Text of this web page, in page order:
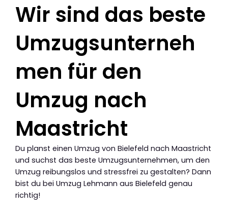
Wir sind das beste
Umzugsunterneh
men für den
Umzug nach
Maastricht
Du planst einen Umzug von Bielefeld nach Maastricht
und suchst das beste Umzugsunternehmen, um den
Umzug reibungslos und stressfrei zu gestalten? Dann
bist du bei Umzug Lehmann aus Bielefeld genau
richtig!